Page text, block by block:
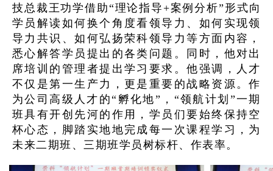
技总裁王功学借助“理论指导+案例分析”形式向
学员解读如何换个角度看领导力、如何实现领
导力共识、如何弘扬荣科领导力等方面内容，
悉心解答学员提出的各类问题。同时，他对出
席培训的管理者提出学习要求。他强调，人才
不仅是第一生产力，更是重要的战略资源。作
为公司高级人才的“孵化地”，“领航计划”一期
班具有开创先河的作用，学员们要始终保持空
杯心态，脚踏实地地完成每一次课程学习，为
未来二期班、三期班学员树标杆、作表率。